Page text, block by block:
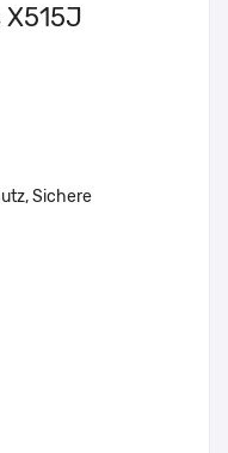
X515J
Sichere